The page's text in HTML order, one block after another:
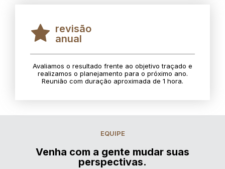
revisão
anual
Avaliamos o resultado frente ao objetivo traçado e
realizamos o planejamento para o próximo ano.
Reunião com duração aproximada de 1 hora.
EQUIPE
Venha com a gente mudar suas
perspectivas.